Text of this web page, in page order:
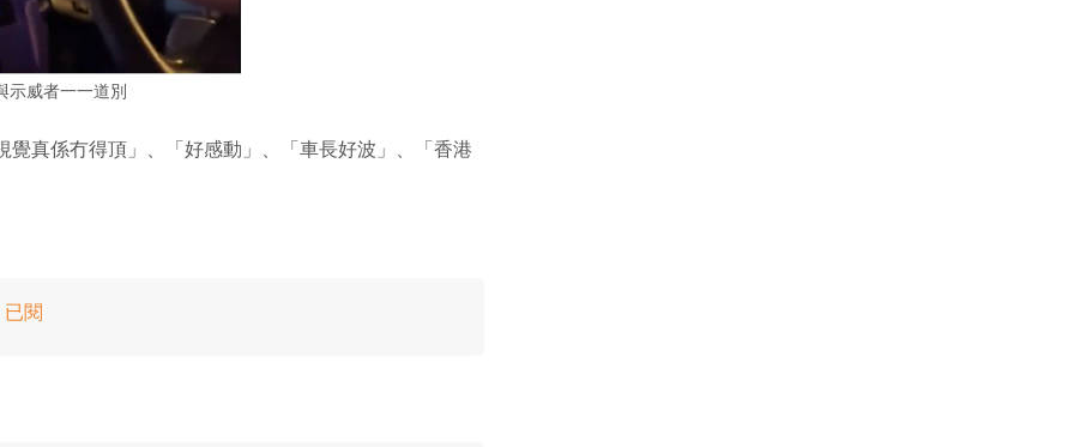
示威者一一道別
真係冇得頂」、「好感動」、「車長好波」、「香港
閱